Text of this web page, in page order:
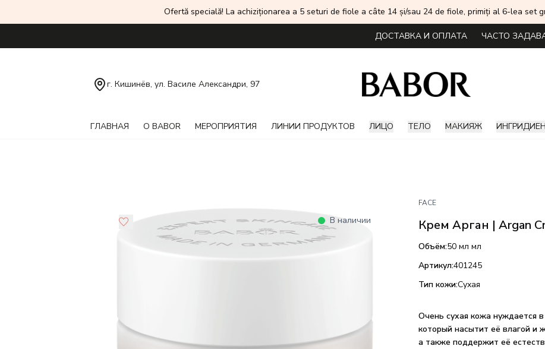
Ofertă specială! La achiziționarea a 5 seturi de fiole a câte 14 și/sau 24 de fiole, primiți al 6-lea set
ДОСТАВКА И ОПЛАТА ЧАСТО
г. Кишинёв, ул. Василе Александри, 97
ГЛАВНАЯ О BABOR МЕРОПРИЯТИЯ ЛИНИИ ПРОДУКТОВ ЛИЦО ТЕЛО МАКИЯЖ
В наличии
FACE
Крем Арган | Argan
Объём:50 мл мл
Артикул:401245
Тип кожи:Сухая
Очень сухая кожа нуждается
который насытит её влагой и
а также поддержит её